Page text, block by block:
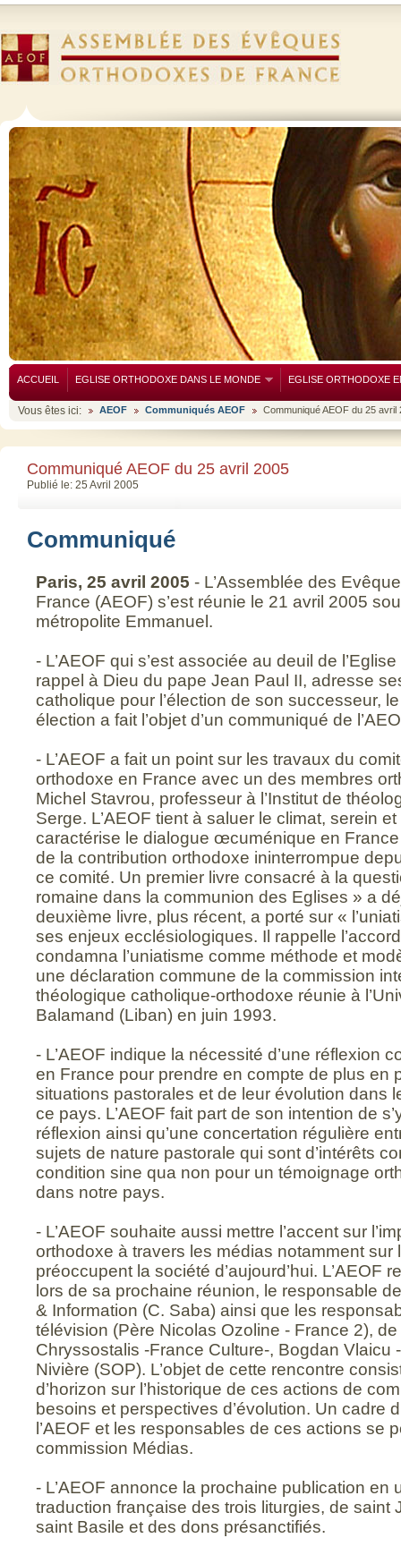
ACCUEIL EGLISE ORTHODOXE DANS LE MONDE EGLISE ORTHODOXE
Vous êtes ici: AEOF Communiqués AEOF Communiqué AEOF du 25 avril
Communiqué AEOF du 25 avril 2005
Publié le: 25 Avril 2005
Communiqué
Paris, 25 avril 2005 - L’Assemblée des
France (AEOF) s’est réunie le 21 avril 2005
métropolite Emmanuel.
- L’AEOF qui s’est associée au deuil de
rappel à Dieu du pape Jean Paul II, adresse
catholique pour l’élection de son successeur,
élection a fait l’objet d’un communiqué de
- L’AEOF a fait un point sur les travaux du
orthodoxe en France avec un des membres
Michel Stavrou, professeur à l’Institut de
Serge. L’AEOF tient à saluer le climat, serein
caractérise le dialogue œcuménique en France
de la contribution orthodoxe ininterrompue
ce comité. Un premier livre consacré à la
romaine dans la communion des Eglises » a
deuxième livre, plus récent, a porté sur «
ses enjeux ecclésiologiques. Il rappelle
condamna l’uniatisme comme méthode et
une déclaration commune de la commission
théologique catholique-orthodoxe réunie à
Balamand (Liban) en juin 1993.
- L’AEOF indique la nécessité d’une réflexion
en France pour prendre en compte de plus en
situations pastorales et de leur évolution dans
ce pays. L’AEOF fait part de son intention de
réflexion ainsi qu’une concertation régulière
sujets de nature pastorale qui sont d’intérêts
condition sine qua non pour un témoignage
dans notre pays.
- L’AEOF souhaite aussi mettre l’accent sur
orthodoxe à travers les médias notamment sur
préoccupent la société d’aujourd’hui. L’AEOF
lors de sa prochaine réunion, le responsable
& Information (C. Saba) ainsi que les
télévision (Père Nicolas Ozoline - France 2),
Chryssostalis -France Culture-, Bogdan Vlaicu
Nivière (SOP). L’objet de cette rencontre
d’horizon sur l’historique de ces actions de
besoins et perspectives d’évolution. Un cadre
l’AEOF et les responsables de ces actions se
commission Médias.
- L’AEOF annonce la prochaine publication en
traduction française des trois liturgies, de saint
saint Basile et des dons présanctifiés.